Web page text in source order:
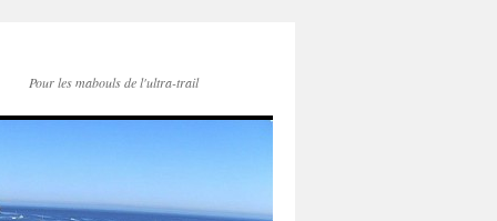
Pour les mabouls de l'ultra-trail